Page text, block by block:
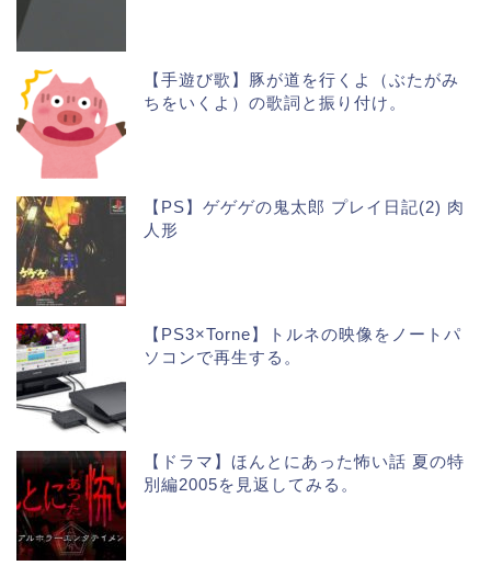
【手遊び歌】豚が道を行くよ（ぶたがみ
ちをいくよ）の歌詞と振り付け。
【PS】ゲゲゲの鬼太郎 プレイ日記(2) 肉
人形
【PS3×Torne】トルネの映像をノートパ
ソコンで再生する。
【ドラマ】ほんとにあった怖い話 夏の特
別編2005を見返してみる。